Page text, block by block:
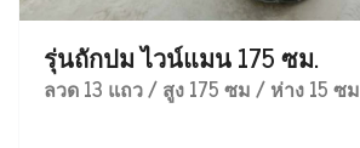
รุ่นถักปม ไวน์แมน 175 ซม.
ลวด 13 แถว / สูง 175 ซม / ห่าง 15 ซม